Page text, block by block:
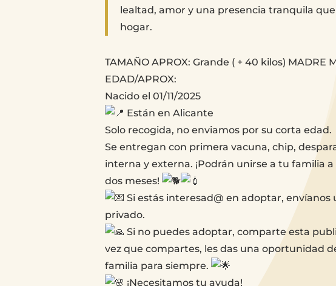
lealtad, amor y una presencia tranquila
hogar.
TAMAÑO APROX: Grande ( + 40 kilos) MADRE
EDAD/APROX:
Nacido el 01/11/2025
Están en Alicante
Solo recogida, no enviamos por su corta edad.
Se entregan con primera vacuna, chip,
interna y externa. ¡Podrán unirse a tu familia
dos meses!
Si estás interesad@ en adoptar, envíanos
privado.
Si no puedes adoptar, comparte esta
vez que compartes, les das una oportunidad
familia para siempre.
¡Necesitamos tu ayuda!